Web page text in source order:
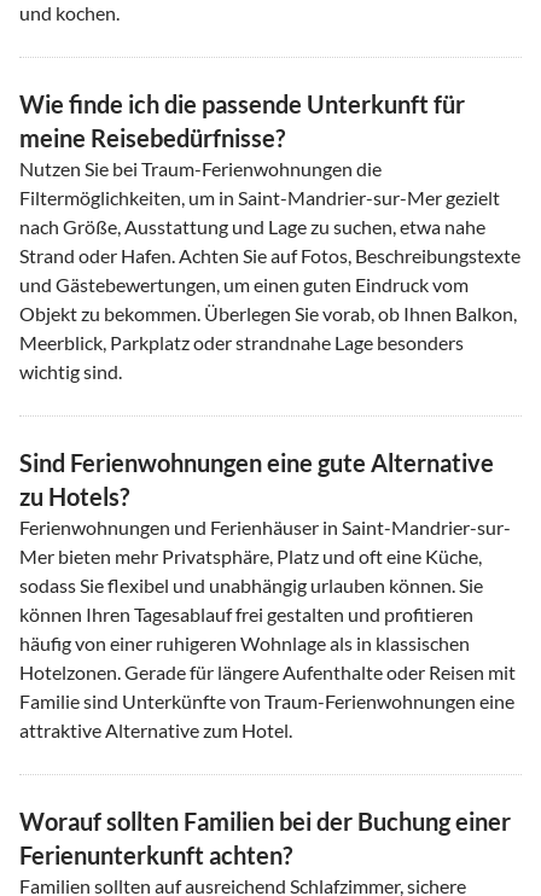
und kochen.
Wie finde ich die passende Unterkunft für
meine Reisebedürfnisse?
Nutzen Sie bei Traum-Ferienwohnungen die
Filtermöglichkeiten, um in Saint-Mandrier-sur-Mer gezielt
nach Größe, Ausstattung und Lage zu suchen, etwa nahe
Strand oder Hafen. Achten Sie auf Fotos, Beschreibungstexte
und Gästebewertungen, um einen guten Eindruck vom
Objekt zu bekommen. Überlegen Sie vorab, ob Ihnen Balkon,
Meerblick, Parkplatz oder strandnahe Lage besonders
wichtig sind.
Sind Ferienwohnungen eine gute Alternative
zu Hotels?
Ferienwohnungen und Ferienhäuser in Saint-Mandrier-sur-
Mer bieten mehr Privatsphäre, Platz und oft eine Küche,
sodass Sie flexibel und unabhängig urlauben können. Sie
können Ihren Tagesablauf frei gestalten und profitieren
häufig von einer ruhigeren Wohnlage als in klassischen
Hotelzonen. Gerade für längere Aufenthalte oder Reisen mit
Familie sind Unterkünfte von Traum-Ferienwohnungen eine
attraktive Alternative zum Hotel.
Worauf sollten Familien bei der Buchung einer
Ferienunterkunft achten?
Familien sollten auf ausreichend Schlafzimmer, sichere